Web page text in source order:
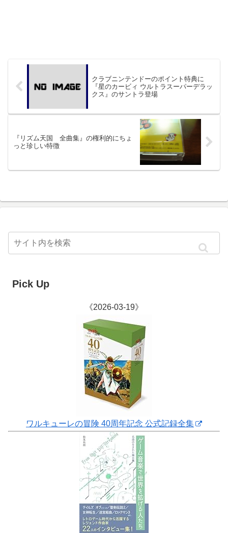
クラブニンテンドーのポイント特典に
『星のカービィ ウルトラスーパーデラッ
クス』のサントラ登場
『リズム天国 全曲集』の権利的にちょ
っと珍しい特徴
Pick Up
《2026-03-19》
ワルキューレの冒険 40周年記念 公式記録全集